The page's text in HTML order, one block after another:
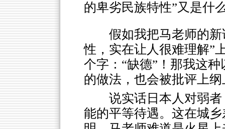
的卑劣民族特性”又是什
假如我把马老师的
性，实在让人很难理解”
个字：“缺德”！那我这
的做法，也会被批评上
说实话日本人对弱
能的平等待遇。这在城